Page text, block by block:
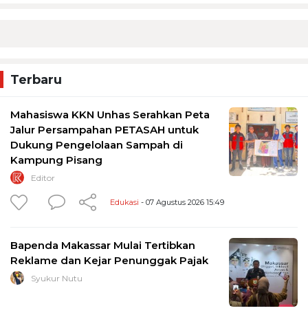
Terbaru
Mahasiswa KKN Unhas Serahkan Peta
Jalur Persampahan PETASAH untuk
Dukung Pengelolaan Sampah di
Kampung Pisang
Editor
Edukasi - 07 Agustus 2026 15:49
Bapenda Makassar Mulai Tertibkan
Reklame dan Kejar Penunggak Pajak
Syukur Nutu